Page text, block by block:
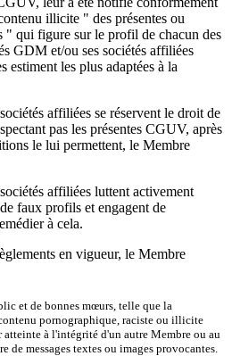
illicite " des présentes ou
" qui figure sur le profil de chacun des
GDM et/ou ses sociétés affiliées
estiment les plus adaptées à la
affiliées se réservent le droit de
pas les présentes CGUV, après
le lui permettent, le Membre
affiliées luttent activement
faux profils et engagent de
à cela.
en vigueur, le Membre
et de bonnes mœurs, telle que la
pornographique, raciste ou illicite
à l'intégrité d'un autre Membre ou au
de messages textes ou images provocantes.